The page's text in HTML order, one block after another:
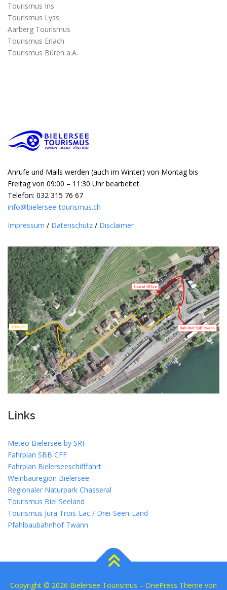
Tourismus Ins
Tourismus Lyss
Aarberg Tourismus
Tourismus Erlach
Tourismus Büren a.A.
Anrufe und Mails werden (auch im Winter) von Montag bis
Freitag von 09:00 – 11:30 Uhr bearbeitet.
Telefon: 032 315 76 67
info@bielersee-tourismus.ch
Impressum / Datenschutz / Disclaimer
Links
Meteo Bielersee by SRF
Fahrplan SBB CFF
Fahrplan Bielerseeschifffahrt
Weinbauregion Bielersee
Regionaler Naturpark Chasseral
Tourismus Biel Seeland
Tourismus Jura Trois-Lac / Drei-Seen-Land
Pfahlbaubahnhof Twann
Copyright © 2026 Bielersee Tourismus – OnePress Theme von